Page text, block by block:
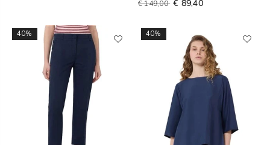
€ 149,00 € 89,40
40% 40%